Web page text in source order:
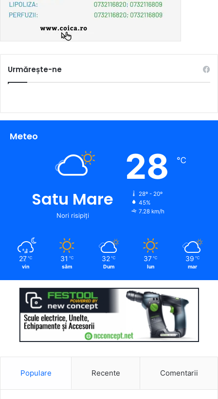
Urmărește-ne
Meteo
Satu Mare
Nori risipiți
28 ℃
28º - 20º
45%
7.28 km/h
27 ℃
vin
31 ℃
sâm
32 ℃
Dum
37 ℃
lun
39 ℃
mar
Populare Recente Comentarii